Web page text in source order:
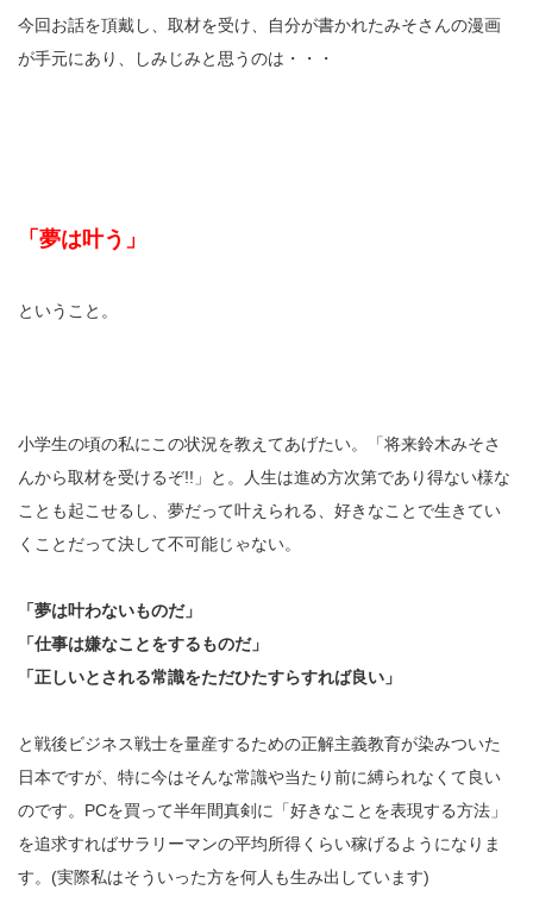
今回お話を頂戴し、取材を受け、自分が書かれたみそさんの漫画
が手元にあり、しみじみと思うのは・・・
「夢は叶う」
ということ。
小学生の頃の私にこの状況を教えてあげたい。「将来鈴木みそさ
んから取材を受けるぞ!!」と。人生は進め方次第であり得ない様な
ことも起こせるし、夢だって叶えられる、好きなことで生きてい
くことだって決して不可能じゃない。
「夢は叶わないものだ」
「仕事は嫌なことをするものだ」
「正しいとされる常識をただひたすらすれば良い」
と戦後ビジネス戦士を量産するための正解主義教育が染みついた
日本ですが、特に今はそんな常識や当たり前に縛られなくて良い
のです。PCを買って半年間真剣に「好きなことを表現する方法」
を追求すればサラリーマンの平均所得くらい稼げるようになりま
す。(実際私はそういった方を何人も生み出しています)